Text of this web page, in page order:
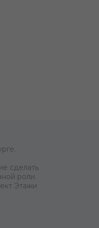
сделать
роли.
Этажи